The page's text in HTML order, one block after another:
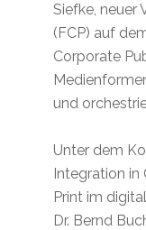
Siefke, neuer
(FCP) auf
Corporate
und
Unter dem
Integration in
Print im
Dr. Bernd